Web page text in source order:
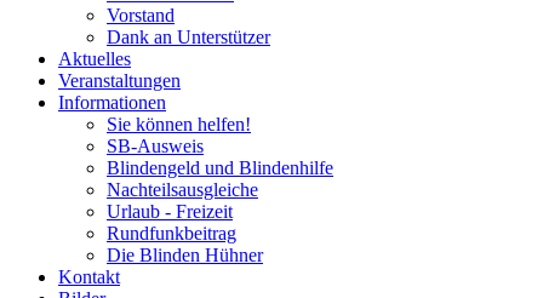
Vorstand
Dank an Unterstützer
Aktuelles
Veranstaltungen
Informationen
Sie können helfen!
SB-Ausweis
Blindengeld und Blindenhilfe
Nachteilsausgleiche
Urlaub - Freizeit
Rundfunkbeitrag
Die Blinden Hühner
Kontakt